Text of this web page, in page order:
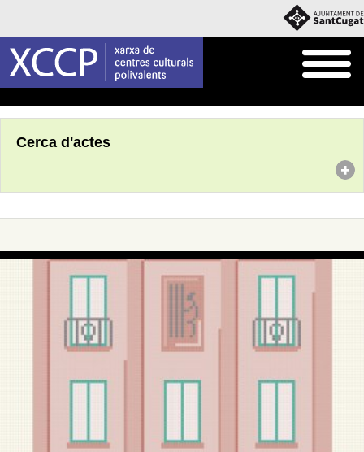
Cerca d'actes